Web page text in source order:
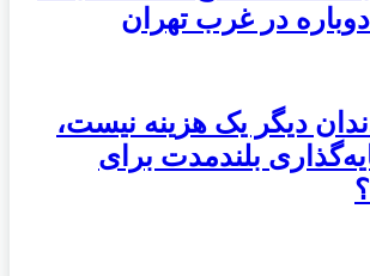
در غرب تهران
دیگر یک هزینه نیست،
بلندمدت برای